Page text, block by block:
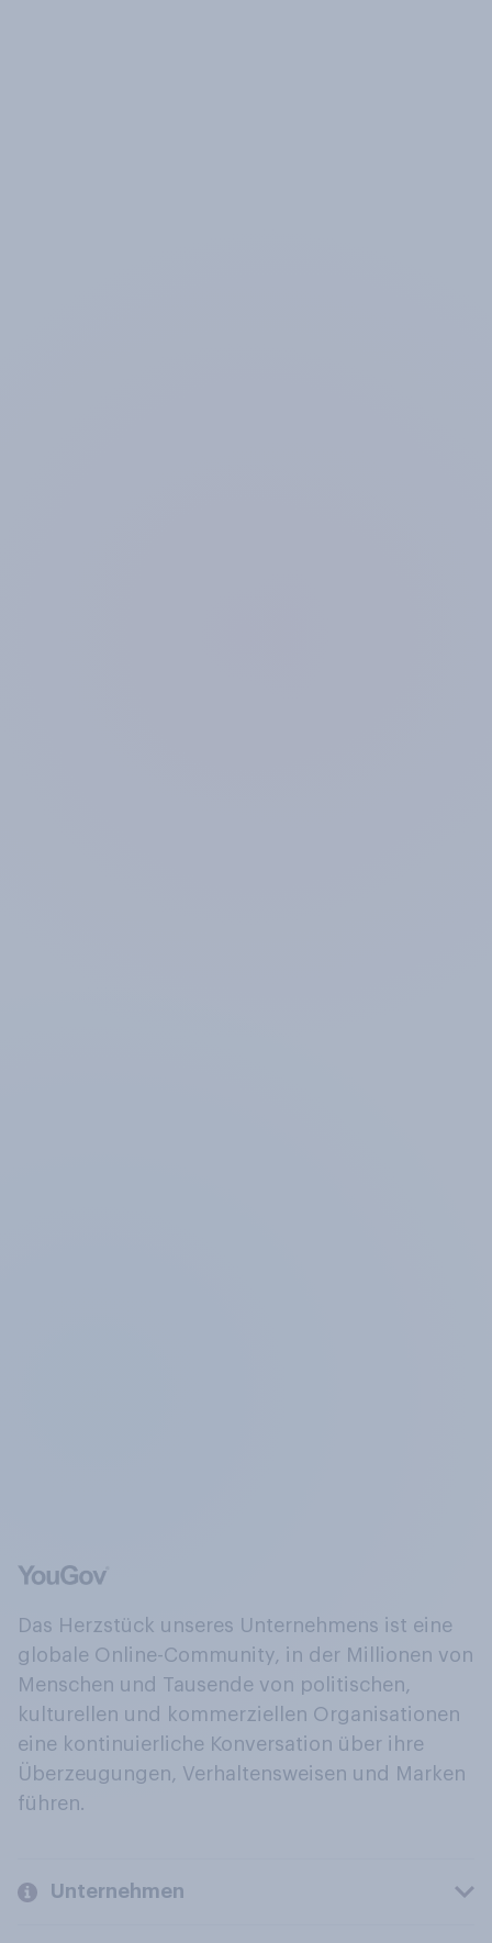
Das Herzstück unseres Unternehmens ist eine
globale Online-Community, in der Millionen von
Menschen und Tausende von politischen,
kulturellen und kommerziellen Organisationen
eine kontinuierliche Konversation über ihre
Überzeugungen, Verhaltensweisen und Marken
führen.
Unternehmen